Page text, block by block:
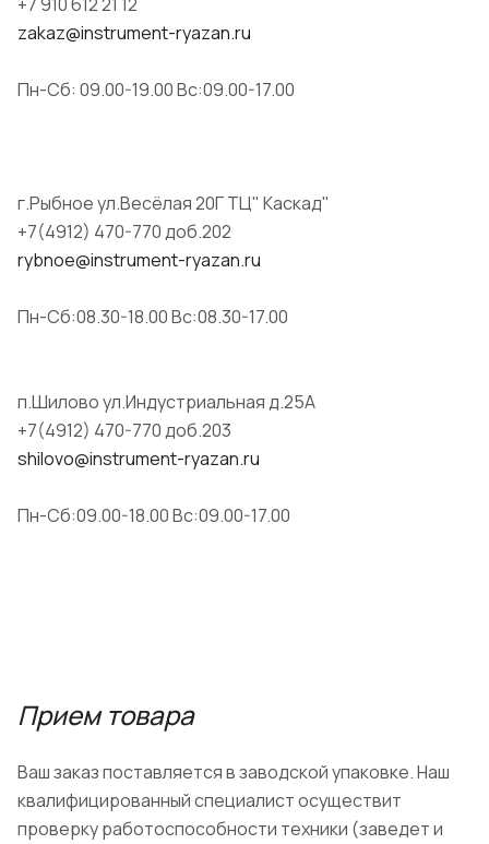
zakaz@instrument-ryazan.ru
Пн-Сб: 09.00-19.00 Вс:09.00-17.00
г.Рыбное ул.Весёлая 20Г ТЦ" Каскад"
+7(4912) 470-770 доб.202
rybnoe@instrument-ryazan.ru
Пн-Сб:08.30-18.00 Вс:08.30-17.00
п.Шилово ул.Индустриальная д.25А
+7(4912) 470-770 доб.203
shilovo@instrument-ryazan.ru
Пн-Сб:09.00-18.00 Вс:09.00-17.00
Прием товара
Ваш заказ поставляется в заводской упаковке. Наш
квалифицированный специалист осуществит
проверку работоспособности техники (заведет и